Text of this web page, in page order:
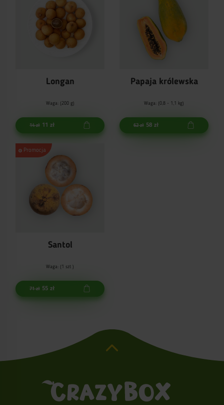
Longan
Waga: (200 g)
14 zł 11 zł
Papaja królewska
Waga: (0,8 - 1,1 kg)
62 zł 58 zł
Promocja
Santol
Waga: (1 szt )
71 zł 55 zł